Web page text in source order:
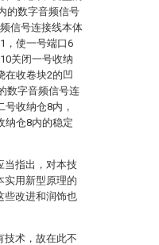
的数字音频信号
信号连接线本体
，使一号端口6
关闭一号收纳
在收卷块2的凹
数字音频信号连
收纳仓8内，
纳仓8内的稳定
当指出，对本技
实用新型原理的
些改进和润饰也
技术，故在此不